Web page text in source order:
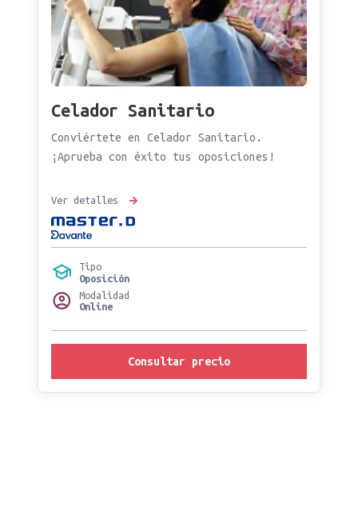
Celador Sanitario
Conviértete en Celador Sanitario.
¡Aprueba con éxito tus oposiciones!
Ver detalles
Tipo
Oposición
Modalidad
Online
Consultar precio